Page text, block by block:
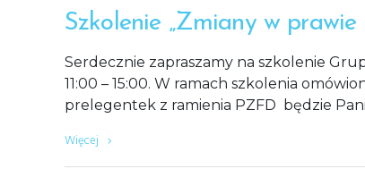
Szkolenie „Zmiany w
Serdecznie zapraszamy na szkolenie
11:00 – 15:00. W ramach szkolenia
prelegentek z ramienia PZFD będzie Pani
Więcej